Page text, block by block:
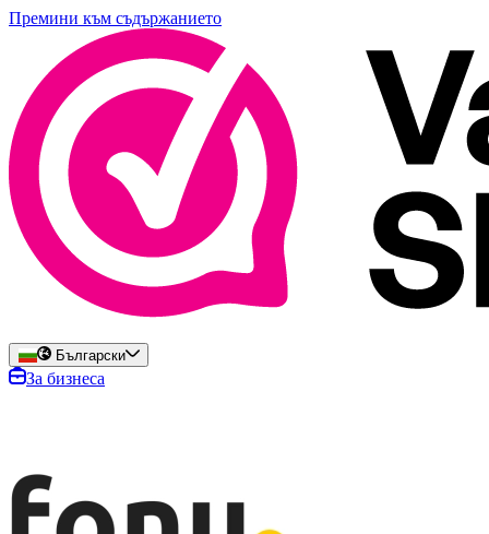
Премини към съдържанието
Български
За бизнеса